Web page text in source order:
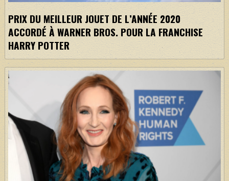
PRIX DU MEILLEUR JOUET DE L’ANNÉE 2020
ACCORDÉ À WARNER BROS. POUR LA FRANCHISE
HARRY POTTER